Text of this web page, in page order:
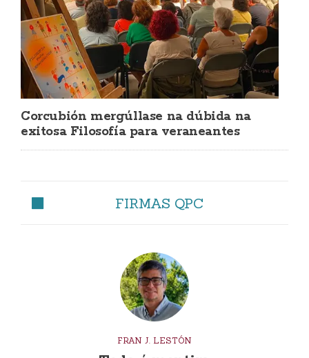
Corcubión mergúllase na dúbida na
exitosa Filosofía para veraneantes
FIRMAS QPC
FRAN J. LESTÓN